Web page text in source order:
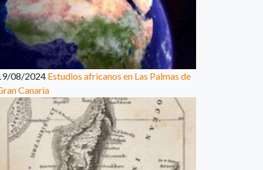
08/2024 Estudios africanos en Las Palmas de
Canaria